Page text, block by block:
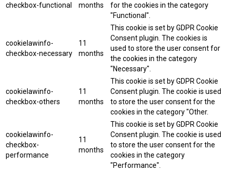
checkbox-functional
months
for the cookies in the category
"Functional".
cookielawinfo-
checkbox-necessary
11
months
This cookie is set by GDPR Cookie
Consent plugin. The cookies is
used to store the user consent for
the cookies in the category
"Necessary".
cookielawinfo-
checkbox-others
11
months
This cookie is set by GDPR Cookie
Consent plugin. The cookie is used
to store the user consent for the
cookies in the category "Other.
cookielawinfo-
checkbox-
performance
11
months
This cookie is set by GDPR Cookie
Consent plugin. The cookie is used
to store the user consent for the
cookies in the category
"Performance".